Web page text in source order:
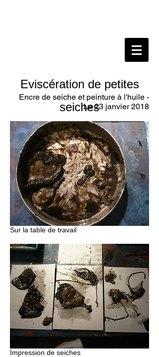
Eviscération de petites
seiches
pas très fraiches
Je suis allé acheter des petites seiches
au marché pour faire des impressions
avec leur encre et un rajout de peinture
rouge. En les éviscérant j'ai constaté
qu'elles n'étaient pas très fraiches.
Encre de seiche et peinture à l'huile -
Le 23 janvier 2018
Sur la table de travail
Impression de seiches